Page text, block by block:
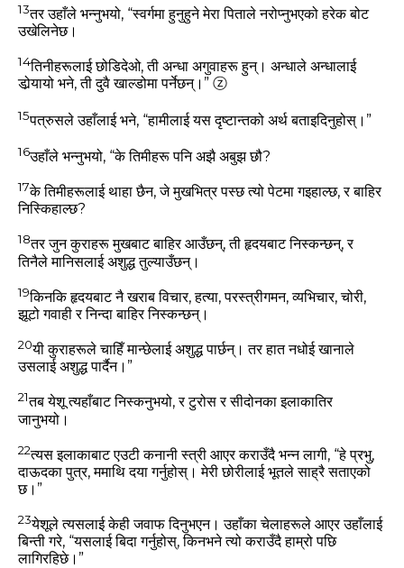
13तर उहाँले भन्‍नुभयो, “स्‍वर्गमा हुनुहुने मेरा पिताले नरोप्‍नुभएको हरेक बोट
उखेलिनेछ।
14तिनीहरूलाई छोडिदेओ, ती अन्‍धा अगुवाहरू हुन्‌। अन्‍धाले अन्‍धालाई
डोर्‍यायो भने, ती दुवै खाल्‍डोमा पर्नेछन्‌।” ⓩ
15पत्रुसले उहाँलाई भने, “हामीलाई यस दृष्‍टान्‍तको अर्थ बताइदिनुहोस्‌।”
16उहाँले भन्‍नुभयो, “के तिमीहरू पनि अझै अबुझ छौ?
17के तिमीहरूलाई थाहा छैन, जे मुखभित्र पस्‍छ त्‍यो पेटमा गइहाल्‍छ, र बाहिर
निस्‍किहाल्‍छ?
18तर जुन कुराहरू मुखबाट बाहिर आउँछन्, ती हृदयबाट निस्‍कन्‍छन्, र
तिनैले मानिसलाई अशुद्ध तुल्‍याउँछन्‌।
19किनकि हृदयबाट नै खराब विचार, हत्‍या, परस्‍त्रीगमन, व्‍यभिचार, चोरी,
झूटो गवाही र निन्‍दा बाहिर निस्‍कन्‍छन्‌।
20यी कुराहरूले चाहिँ मान्‍छेलाई अशुद्ध पार्छन्‌। तर हात नधोई खानाले
उसलाई अशुद्ध पार्दैन।”
21तब येशू त्‍यहाँबाट निस्‍कनुभयो, र टुरोस र सीदोनका इलाकातिर
जानुभयो।
22त्‍यस इलाकाबाट एउटी कनानी स्‍त्री आएर कराउँदै भन्‍न लागी, “हे प्रभु,
दाऊदका पुत्र, ममाथि दया गर्नुहोस्‌। मेरी छोरीलाई भूतले साह्रै सताएको
छ।”
23येशूले त्‍यसलाई केही जवाफ दिनुभएन। उहाँका चेलाहरूले आएर उहाँलाई
बिन्‍ती गरे, “यसलाई बिदा गर्नुहोस्, किनभने त्‍यो कराउँदै हाम्रो पछि
लागिरहिछे।”